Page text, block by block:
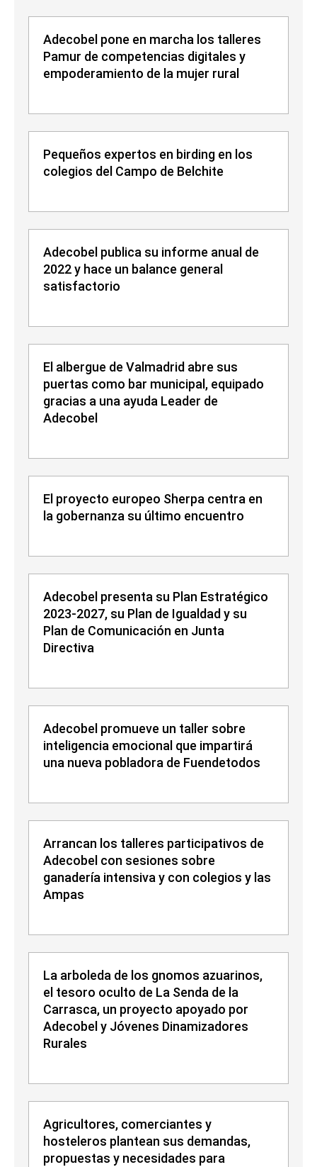
Adecobel pone en marcha los talleres
Pamur de competencias digitales y
empoderamiento de la mujer rural
Pequeños expertos en birding en los
colegios del Campo de Belchite
Adecobel publica su informe anual de
2022 y hace un balance general
satisfactorio
El albergue de Valmadrid abre sus
puertas como bar municipal, equipado
gracias a una ayuda Leader de
Adecobel
El proyecto europeo Sherpa centra en
la gobernanza su último encuentro
Adecobel presenta su Plan Estratégico
2023-2027, su Plan de Igualdad y su
Plan de Comunicación en Junta
Directiva
Adecobel promueve un taller sobre
inteligencia emocional que impartirá
una nueva pobladora de Fuendetodos
Arrancan los talleres participativos de
Adecobel con sesiones sobre
ganadería intensiva y con colegios y las
Ampas
La arboleda de los gnomos azuarinos,
el tesoro oculto de La Senda de la
Carrasca, un proyecto apoyado por
Adecobel y Jóvenes Dinamizadores
Rurales
Agricultores, comerciantes y
hosteleros plantean sus demandas,
propuestas y necesidades para